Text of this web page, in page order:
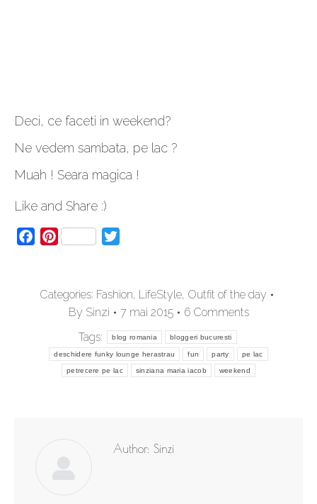
Deci, ce faceti in weekend?
Ne vedem sambata, pe lac ?
Muah ! Seara magica !
Like and Share :)
FacebookPinterest
Categories: Fashion, LifeStyle, Outfit of the day
By Sinzi 7 mai 2015
6 Comments
Tags:
blog romania bloggeri bucuresti
deschidere funky lounge herastrau fun party pe lac
petrecere pe lac sinziana maria iacob weekend
Author: Sinzi